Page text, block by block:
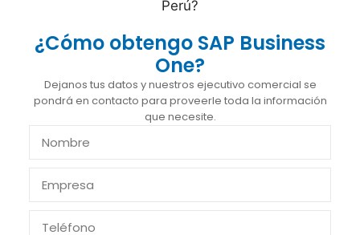
¿Cómo obtengo SAP Business
One?
Dejanos tus datos y nuestros ejecutivo comercial se
pondrá en contacto para proveerle toda la información
que necesite.